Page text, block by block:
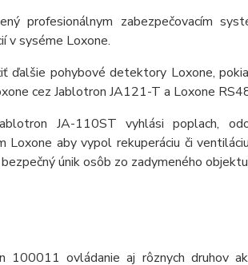
profesionálnym zabezpečovacím
v syséme Loxone.
ďalšie pohybové detektory Loxone,
cez Jablotron JA121-T a Loxone
JA-110ST vyhlási poplach,
Loxone aby vypol rekuperáciu či
únik osôb zo zadymeného
100011 ovládanie aj rôznych druhov